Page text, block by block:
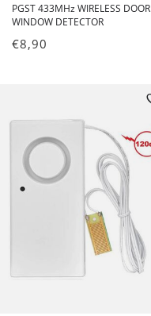
PGST 433MHz WIRELESS DOOR
WINDOW DETECTOR
€8,90